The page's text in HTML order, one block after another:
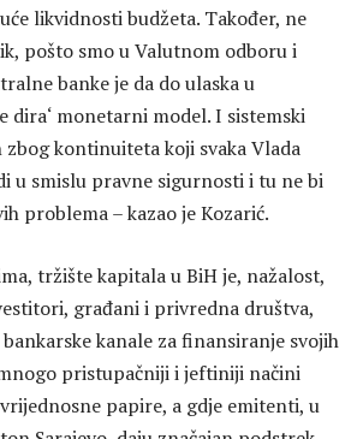
likvidnosti budžeta. Također, ne
pošto smo u Valutnom odboru i
banke je da do ulaska u
dira‘ monetarni model. I sistemski
kontinuiteta koji svaka Vlada
u smislu pravne sigurnosti i tu ne bi
problema – kazao je Kozarić.
tržište kapitala u BiH je, nažalost,
građani i privredna društva,
kanale za finansiranje svojih
pristupačniji i jeftiniji načini
papire, a gdje emitenti, u